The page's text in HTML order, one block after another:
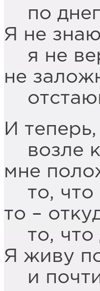
по
Я не
я не
не
И
возле
мне
то, что
то –
то, что
Я живу
и